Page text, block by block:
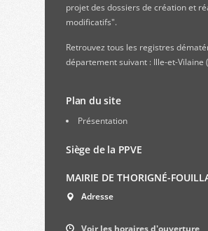
projet des dossiers de création et
modificatifs".
Retrouvez tous les registres
département suivant : Ille-et-Vilaine
Plan du site
Présentation
Siège de la PPVE
MAIRIE DE THORIGNÉ-
Adresse